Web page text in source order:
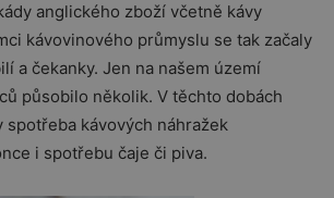
anglického zboží včetně kávy
kávovinového průmyslu se tak začaly
a čekanky. Jen na našem území
působilo několik. V těchto dobách
spotřeba kávových náhražek
i spotřebu čaje či piva.